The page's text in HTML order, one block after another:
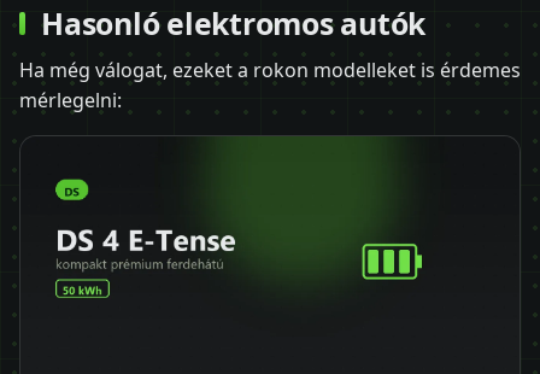
Hasonló elektromos autók
Ha még válogat, ezeket a rokon modelleket is érdemes
mérlegelni: